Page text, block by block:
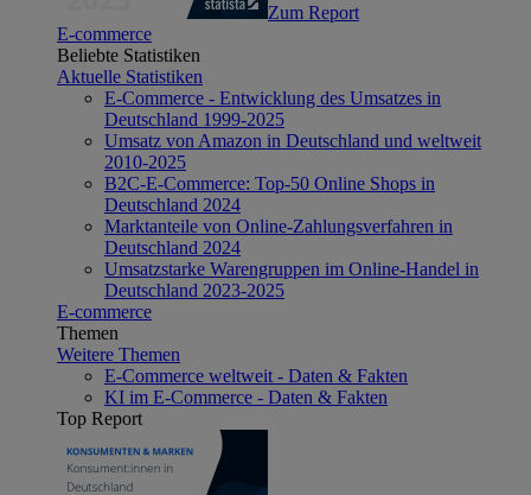
Zum Report
E-commerce
Beliebte Statistiken
Aktuelle Statistiken
E-Commerce - Entwicklung des Umsatzes in
Deutschland 1999-2025
Umsatz von Amazon in Deutschland und weltweit
2010-2025
B2C-E-Commerce: Top-50 Online Shops in
Deutschland 2024
Marktanteile von Online-Zahlungsverfahren in
Deutschland 2024
Umsatzstarke Warengruppen im Online-Handel in
Deutschland 2023-2025
E-commerce
Themen
Weitere Themen
E-Commerce weltweit - Daten & Fakten
KI im E-Commerce - Daten & Fakten
Top Report